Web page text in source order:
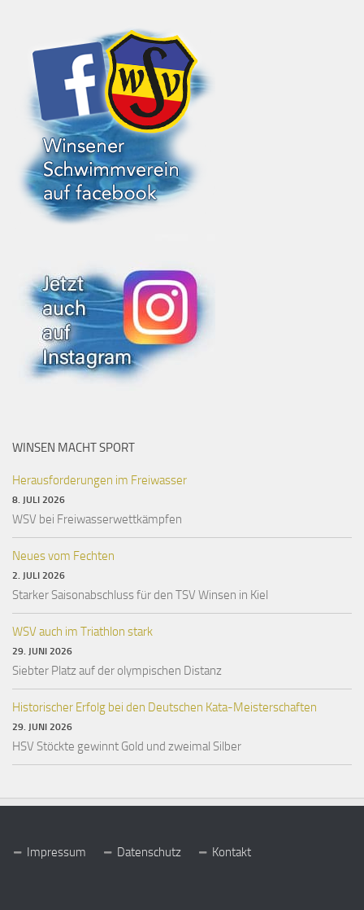
WINSEN MACHT SPORT
Herausforderungen im Freiwasser
8. JULI 2026
WSV bei Freiwasserwettkämpfen
Neues vom Fechten
2. JULI 2026
Starker Saisonabschluss für den TSV Winsen in Kiel
WSV auch im Triathlon stark
29. JUNI 2026
Siebter Platz auf der olympischen Distanz
Historischer Erfolg bei den Deutschen Kata-Meisterschaften
29. JUNI 2026
HSV Stöckte gewinnt Gold und zweimal Silber
Impressum Datenschutz Kontakt